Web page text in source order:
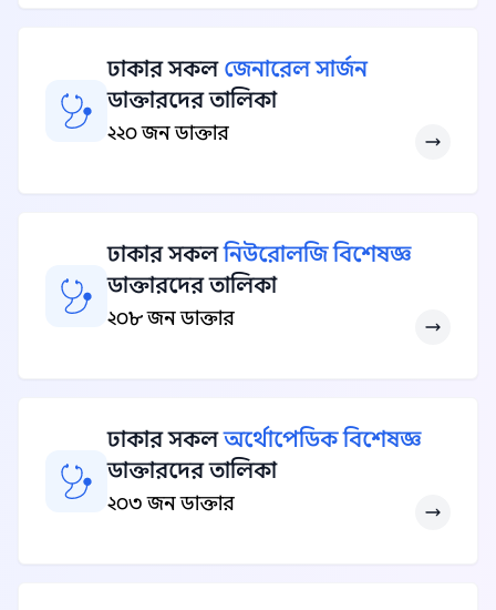
ঢাকার সকল জেনারেল সার্জন
ডাক্তারদের তালিকা
২২০ জন ডাক্তার
ঢাকার সকলনিউরোলজি বিশেষজ্ঞ
ডাক্তারদের তালিকা
২০৮ জন ডাক্তার
ঢাকার সকলঅর্থোপেডিক বিশেষজ্ঞ
ডাক্তারদের তালিকা
২০৩ জন ডাক্তার